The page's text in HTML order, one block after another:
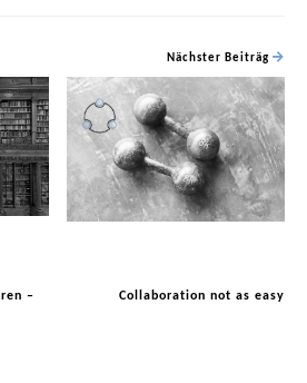
–
Nächster Beiträg
Collaboration not as easy